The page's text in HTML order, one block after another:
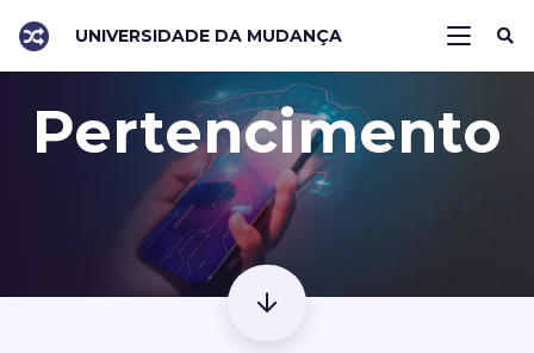
UNIVERSIDADE DA MUDANÇA
Pertencimento